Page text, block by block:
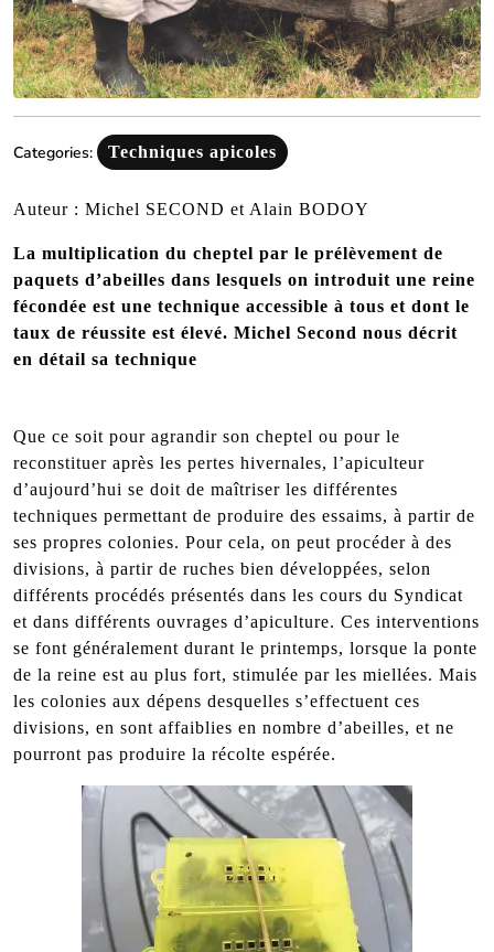
Categories: Techniques apicoles
Auteur : Michel SECOND et Alain BODOY
La multiplication du cheptel par le prélèvement de
paquets d’abeilles dans lesquels on introduit une reine
fécondée est une technique accessible à tous et dont le
taux de réussite est élevé. Michel Second nous décrit
en détail sa technique
Que ce soit pour agrandir son cheptel ou pour le
reconstituer après les pertes hivernales, l’apiculteur
d’aujourd’hui se doit de maîtriser les différentes
techniques permettant de produire des essaims, à partir de
ses propres colonies. Pour cela, on peut procéder à des
divisions, à partir de ruches bien développées, selon
différents procédés présentés dans les cours du Syndicat
et dans différents ouvrages d’apiculture. Ces interventions
se font généralement durant le printemps, lorsque la ponte
de la reine est au plus fort, stimulée par les miellées. Mais
les colonies aux dépens desquelles s’effectuent ces
divisions, en sont affaiblies en nombre d’abeilles, et ne
pourront pas produire la récolte espérée.